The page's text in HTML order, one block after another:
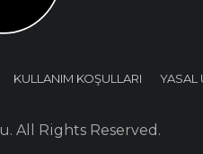
KULLANIM KOŞULLARI YASAL
All Rights Reserved.